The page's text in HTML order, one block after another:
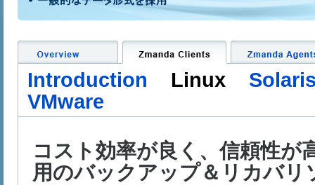
Introduction Linux
VMware
コスト効率が良く、信頼性
用のバックアップ＆リカバリ